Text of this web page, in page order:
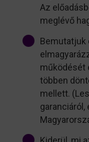
Az
meglévő
Bemutatjuk
működését
többen
mellett.